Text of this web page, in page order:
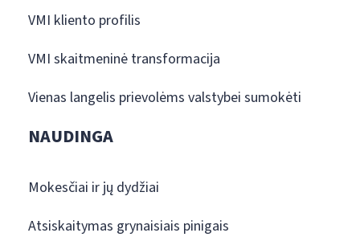
VMI kliento profilis
VMI skaitmeninė transformacija
Vienas langelis prievolėms valstybei sumokėti
NAUDINGA
Mokesčiai ir jų dydžiai
Atsiskaitymas grynaisiais pinigais